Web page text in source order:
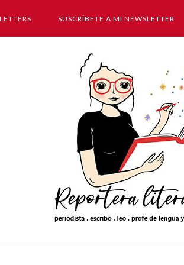
SUSCRÍBETE A MI NEWSLETTER